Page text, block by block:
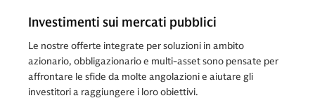
Investimenti sui mercati pubblici
Le nostre offerte integrate per soluzioni in ambito
azionario, obbligazionario e multi-asset sono pensate per
affrontare le sfide da molte angolazioni e aiutare gli
investitori a raggiungere i loro obiettivi.